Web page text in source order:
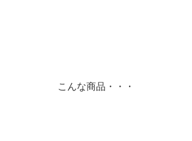
こんな商品・・・